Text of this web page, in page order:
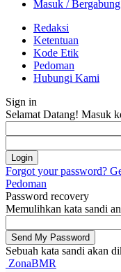
Masuk / Bergabung
Redaksi
Ketentuan
Kode Etik
Pedoman
Hubungi Kami
Sign in
Selamat Datang! Masuk
Forgot your password?
Pedoman
Password recovery
Memulihkan kata sandi
Sebuah kata sandi akan
ZonaBMR